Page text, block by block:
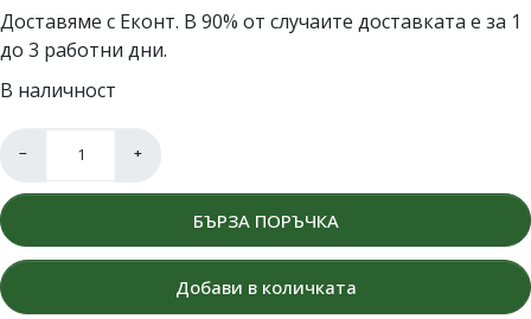
Доставяме с Еконт. В 90% от случаите доставката е за 1
до 3 работни дни.
В наличност
− +
БЪРЗА ПОРЪЧКА
Добави в количката